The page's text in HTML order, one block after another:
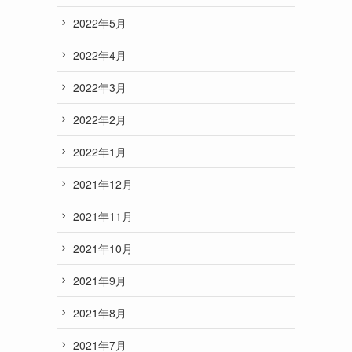
2022年5月
2022年4月
2022年3月
2022年2月
2022年1月
2021年12月
2021年11月
2021年10月
2021年9月
2021年8月
2021年7月